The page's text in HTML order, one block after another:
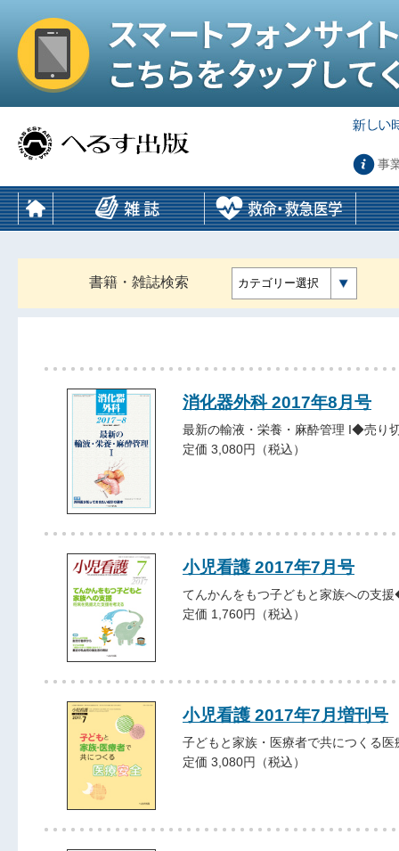
事
書籍・雑誌検索 カテゴリー選択
消化器外科 2017年8月号
最新の輸液・栄養・麻酔管理 I◆売り
定価 3,080円（税込）
小児看護 2017年7月号
てんかんをもつ子どもと家族への支
定価 1,760円（税込）
小児看護 2017年7月増刊号
子どもと家族・医療者で共につくる医
定価 3,080円（税込）